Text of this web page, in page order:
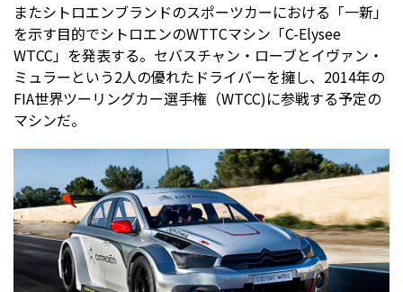
またシトロエンブランドのスポーツカーにおける「一新」
を示す目的でシトロエンのWTTCマシン「C-Elysee
WTCC」を発表する。セバスチャン・ローブとイヴァン・
ミュラーという2人の優れたドライバーを擁し、2014年の
FIA世界ツーリングカー選手権（WTCC)に参戦する予定の
マシンだ。